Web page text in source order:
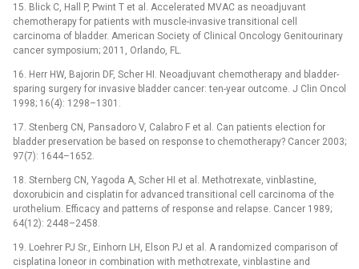
15. Blick C, Hall P, Pwint T et al. Accelerated MVAC as neoadjuvant
chemotherapy for patients with muscle-invasive transitional cell
carcinoma of bladder. American Society of Clinical Oncology Genitourinary
cancer symposium; 2011, Orlando, FL.
16. Herr HW, Bajorin DF, Scher HI. Neoadjuvant chemotherapy and bladder-
sparing surgery for invasive bladder cancer: ten-year outcome. J Clin Oncol
1998; 16(4): 1298–1301.
17. Stenberg CN, Pansadoro V, Calabro F et al. Can patients election for
bladder preservation be based on response to chemotherapy? Cancer 2003;
97(7): 1644–1652.
18. Sternberg CN, Yagoda A, Scher HI et al. Metho­trexate, vinblastine,
doxorubicin and cisplatin for advanced transitional cell carcinoma of the
urothe­lium. Efficacy and patterns of response and relapse. Cancer 1989;
64(12): 2448–2458.
19. Loehrer PJ Sr., Einhorn LH, Elson PJ et al. A randomized comparison of
cisplatina loneor in combination with methotrexate, vinblastine and